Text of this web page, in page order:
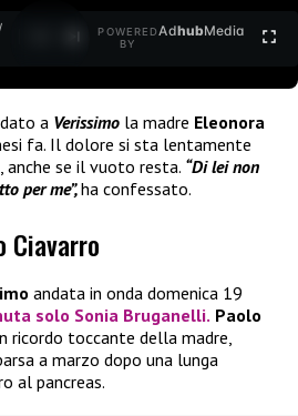
POWERED
BY
AdhubMedia
a Verissimo la madre Eleonora
fa. Il dolore si sta lentamente
se il vuoto resta. “Di lei non
per me”,ha confessato.
Ciavarro
andata in onda domenica 19
solo Sonia Bruganelli. Paolo
ricordo toccante della madre,
a marzo dopo una lunga
al pancreas.